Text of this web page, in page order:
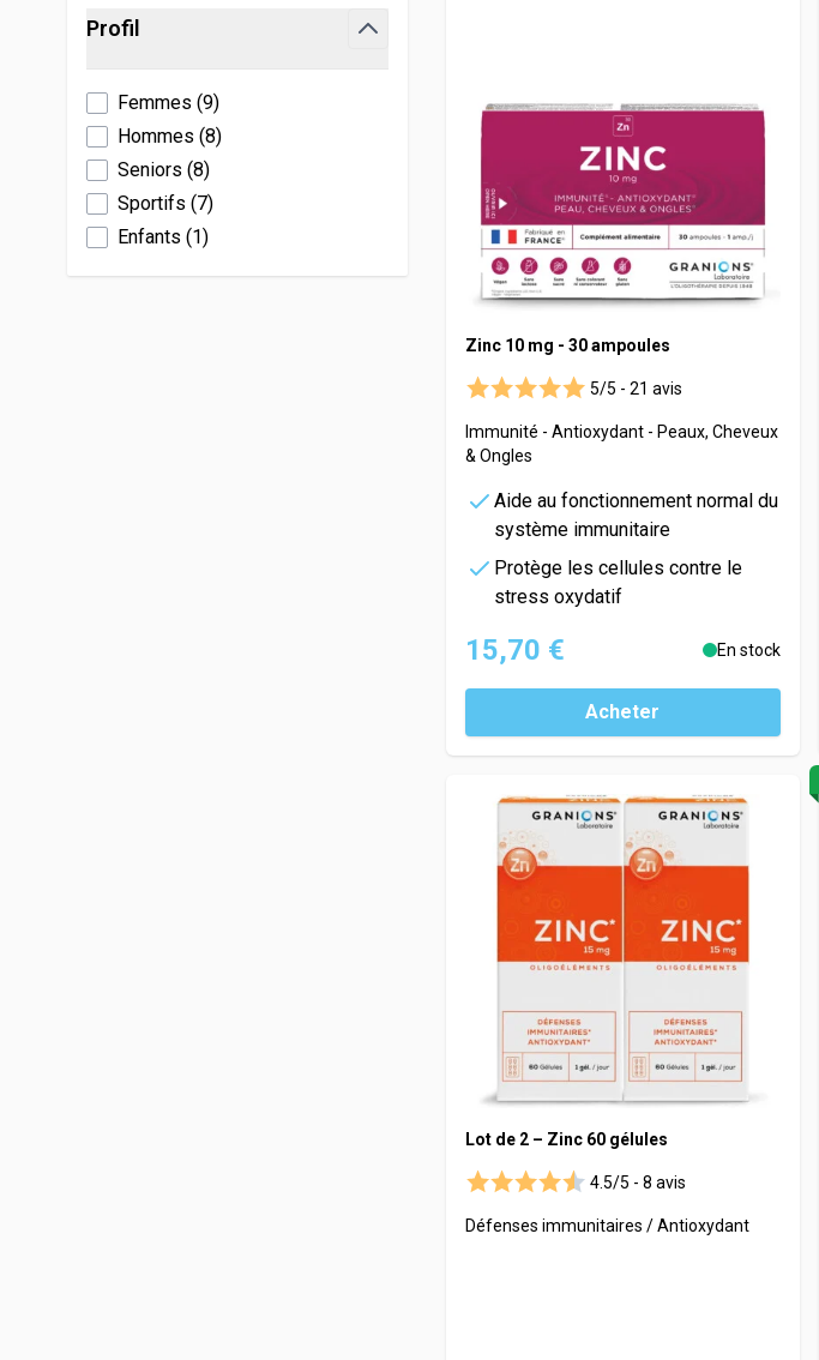
Hydratation
Immunité
Libido
Troubles Masculins
Yeux
Levure de bière
Mélatonine
Morosil
Niacinamide
Omega 3
Probiotiques
Manganèse
Molybdène
Somatoline
Profil
Femmes (9)
Hommes (8)
Seniors (8)
Sportifs (7)
Enfants (1)
Zinc 10 mg - 30 ampoules
5/5 - 21 avis
Immunité - Antioxydant - Peaux, Cheveux
& Ongles
Aide au fonctionnement normal du
système immunitaire
Protège les cellules contre le
stress oxydatif
15,70 € En stock
Acheter
Lot de 2 – Zinc 60 gélules
4.5/5 - 8 avis
Défenses immunitaires / Antioxydant